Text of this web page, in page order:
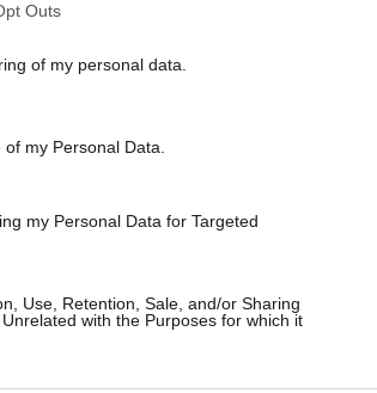
Outs
of my personal data.
my Personal Data.
my Personal Data for Targeted
Use, Retention, Sale, and/or Sharing
with the Purposes for which it